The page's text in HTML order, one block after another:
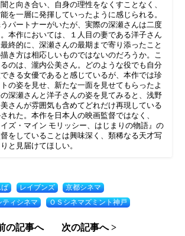
と向き合い、自身の理性をなくすことなく、
を一層に発揮していったように感じられる。
パートナーがいたが、実際の深瀬さんは二度
本作においては、１人目の妻である洋子さん
終的に、深瀬さんの最期まで寄り添ったこと
き方は相応しいものではないのだろうか。こ
のは、瀧内公美さん。どのような役でも自分
きる女優であると感じているが、本作では珍
の姿を見せ、新たな一面を見せてもらったよ
深瀬さんと洋子さんの姿を見てみると、浅野
さんが雰囲気も含めてどれだけ再現している
れた。本作を日本人の映画監督ではなく、
イズ・マイン モリッシー、はじまりの物語』の
をしていることは興味深く、類稀なる天才写
と見届けてほしい。
ば レイブンズ
京都シネマ
ティシネマ
ＯＳシネマズミント神戸
の記事へ 次の記事へ >